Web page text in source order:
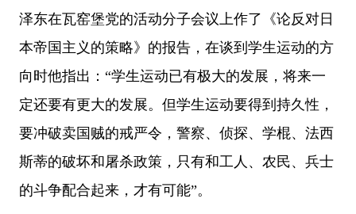
泽东在瓦窑堡党的活动分子会议上作了《论反对日
本帝国主义的策略》的报告，在谈到学生运动的方
向时他指出：“学生运动已有极大的发展，将来一
定还要有更大的发展。但学生运动要得到持久性，
要冲破卖国贼的戒严令，警察、侦探、学棍、法西
斯蒂的破坏和屠杀政策，只有和工人、农民、兵士
的斗争配合起来，才有可能”。